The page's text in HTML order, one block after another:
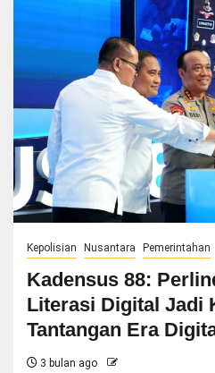
Kepolisian Nusantara Pemerintahan
Kadensus 88:
Literasi Digital Jadi
Tantangan Era
3 bulan ago